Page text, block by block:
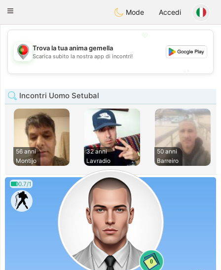
Portugues
Toggle
Mode Accedi
💖
💕
Trova la tua anima gemella
Scarica subito la nostra app di incontri!
Incontri Uomo Setubal
56 anni
Montijo
32 anni
Lavradio
50 anni
Barreiro
0.7/1
0